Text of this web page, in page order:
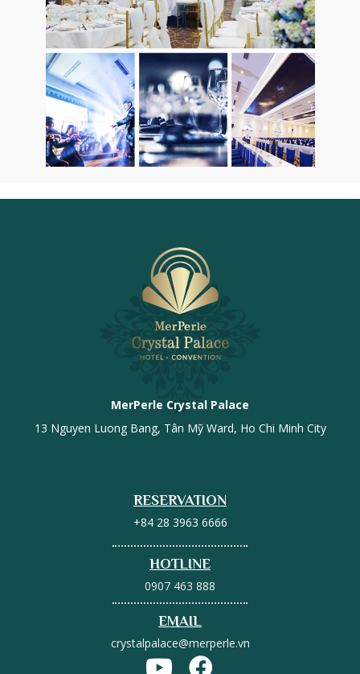
MerPerle Crystal Palace
13 Nguyen Luong Bang, Tân Mỹ Ward, Ho Chi Minh City
RESERVATION
+84 28 3963 6666
HOTLINE
0907 463 888
EMAIL
crystalpalace@merperle.vn